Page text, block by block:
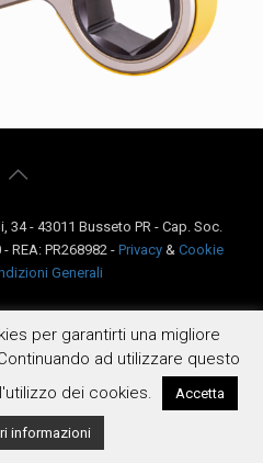
34 - 43011 Busseto PR - Cap. Soc.
REA: PR268982 - Privacy& Cookie
Generali
per garantirti una migliore
ad utilizzare questo
dei cookies.
Accetta
informazioni